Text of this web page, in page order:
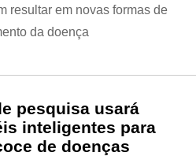
resultar em novas formas de
da doença
pesquisa usará
inteligentes para
de doenças